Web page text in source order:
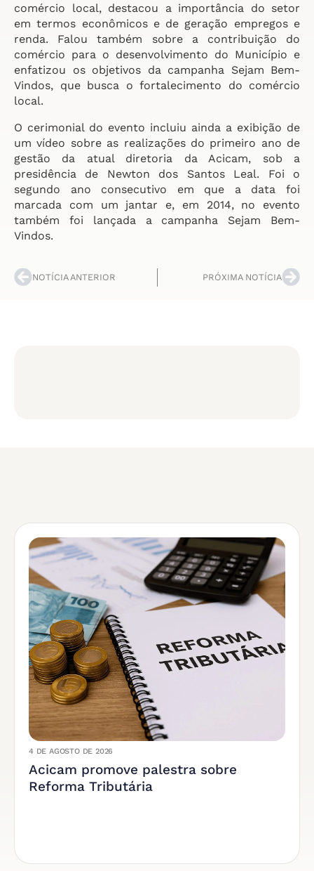
comércio local, destacou a importância do setor
em termos econômicos e de geração empregos e
renda. Falou também sobre a contribuição do
comércio para o desenvolvimento do Município e
enfatizou os objetivos da campanha Sejam Bem-
Vindos, que busca o fortalecimento do comércio
local.
O cerimonial do evento incluiu ainda a exibição de
um vídeo sobre as realizações do primeiro ano de
gestão da atual diretoria da Acicam, sob a
presidência de Newton dos Santos Leal. Foi o
segundo ano consecutivo em que a data foi
marcada com um jantar e, em 2014, no evento
também foi lançada a campanha Sejam Bem-
Vindos.
NOTÍCIA ANTERIOR PRÓXIMA NOTÍCIA
4 DE AGOSTO DE 2026
Acicam promove palestra sobre
Reforma Tributária